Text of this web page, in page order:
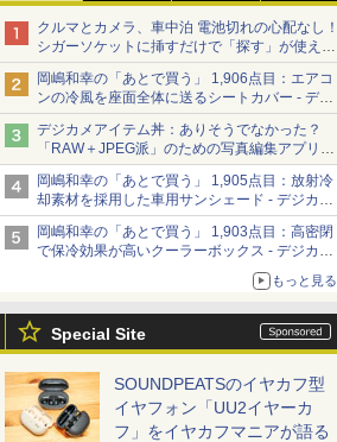
クルマとカメラ、車中泊 電池切れの心配なし！
シガーソケットに挿すだけで「探す」が使える
スマートタグ - デジカメ Watch
岡嶋和幸の「あとで買う」 1,906点目：エアコ
ンの冷風を座面全体に送るシートカバー - デジ
カメ Watch
デジカメアイテム丼：ありそうでなかった？
「RAW＋JPEG派」のための写真編集アプリ
カメラデフォルトのJPEGを大切にする
「Filmator」
岡嶋和幸の「あとで買う」 1,905点目：放射冷
却素材を採用した車用サンシェード - デジカメ
Watch
岡嶋和幸の「あとで買う」 1,903点目：高密閉
で保冷効果が高いクーラーボックス - デジカメ
もっと見る
Special Site
SOUNDPEATSのイヤカフ型
イヤフォン「UU2イヤーカ
フ」をイヤカフマニアが語る